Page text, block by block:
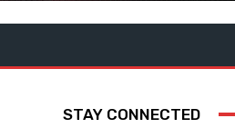
STAY CONNECTED